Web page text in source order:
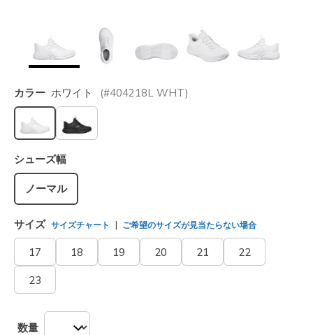
カラー ホワイト (#404218L WHT)
選択されました
シューズ幅
ノーマル
サイズ サイズチャート ご希望のサイズが見当たらない場合
17 18 19 20 21 22
23
数量